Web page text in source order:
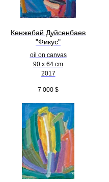
Кенжебай Дуйсенбаев
"Фикус"
oil on canvas
90 x 64 cm
2017
7 000 $